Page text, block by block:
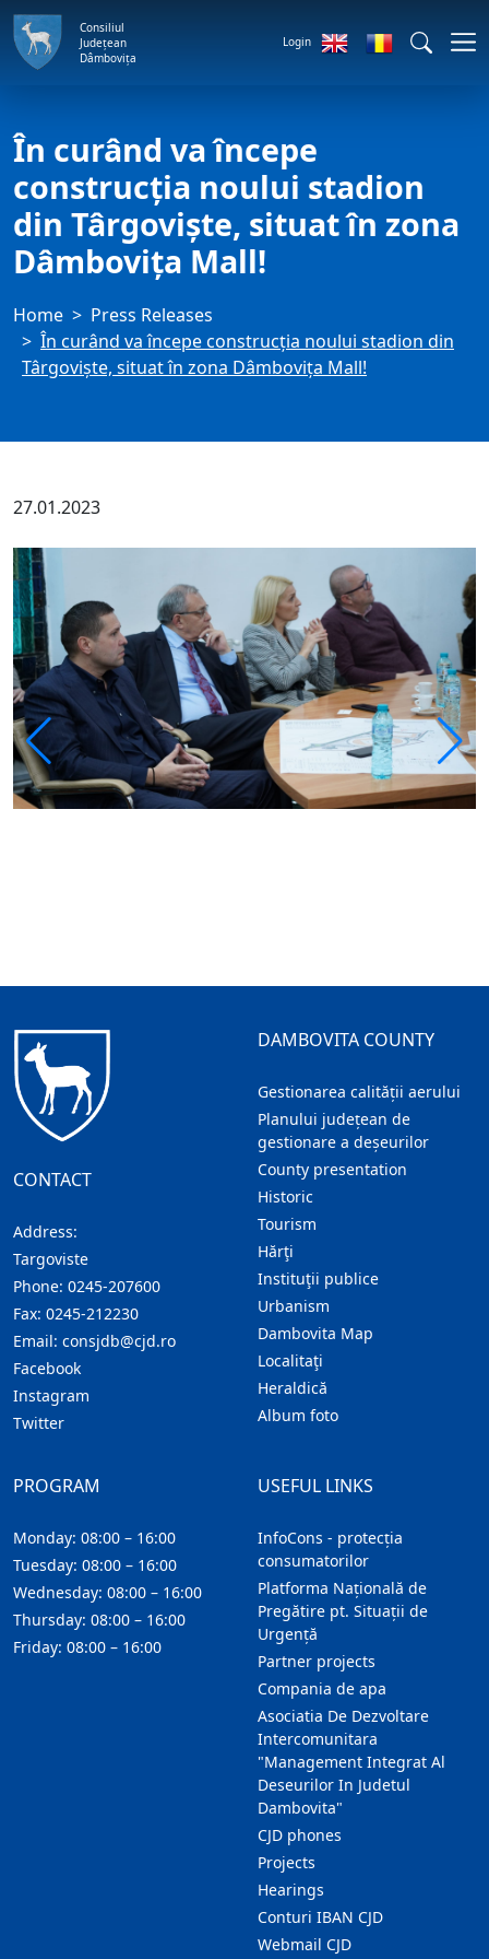
Consiliul
Județean
Dâmbovița
Login
În curând va începe
construcția noului stadion
din Târgoviște, situat în zona
Dâmbovița Mall!
Home
Press Releases
În curând va începe construcția noului stadion din
Târgoviște, situat în zona Dâmbovița Mall!
27.01.2023
CONTACT
Address:
Targoviste
Phone: 0245-207600
Fax: 0245-212230
Email: consjdb@cjd.ro
Facebook
Instagram
Twitter
DAMBOVITA COUNTY
Gestionarea calității aerului
Planului județean de
gestionare a deșeurilor
County presentation
Historic
Tourism
Hărţi
Instituţii publice
Urbanism
Dambovita Map
Localitaţi
Heraldică
Album foto
USEFUL LINKS
InfoCons - protecția
consumatorilor
Platforma Națională de
Pregătire pt. Situații de
Urgență
Partner projects
Compania de apa
Asociatia De Dezvoltare
Intercomunitara
"Management Integrat Al
Deseurilor In Judetul
Dambovita"
CJD phones
Projects
Hearings
Conturi IBAN CJD
Webmail CJD
PROGRAM
Monday: 08:00 – 16:00
Tuesday: 08:00 – 16:00
Wednesday: 08:00 – 16:00
Thursday: 08:00 – 16:00
Friday: 08:00 – 16:00